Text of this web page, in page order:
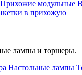
Прихожие модульные
в прихожую
лампы и торшеры.
Настольные лампы